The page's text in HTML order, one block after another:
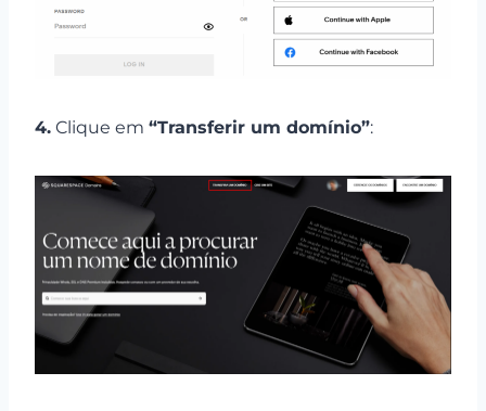
4. Clique em “Transferir um domínio”: